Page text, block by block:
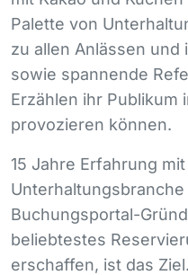
Palette von
zu allen Anlässen und
sowie spannende
Erzählen ihr Publikum
provozieren können.
15 Jahre Erfahrung
Buchungsportal-
beliebtestes
erschaffen, ist das